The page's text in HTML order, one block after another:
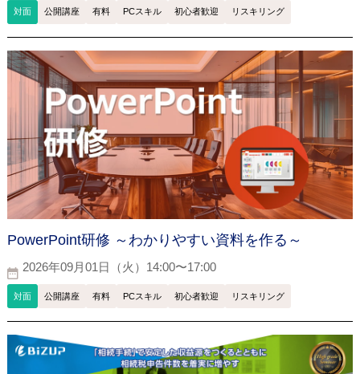
対面 公開講座 有料 PCスキル 初心者歓迎 リスキリング
PowerPoint研修 ～わかりやすい資料を作る～
2026年09月01日（火）14:00〜17:00
対面 公開講座 有料 PCスキル 初心者歓迎 リスキリング